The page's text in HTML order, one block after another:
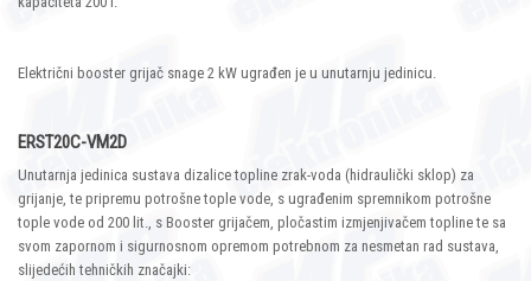
Električni booster grijač snage 2 kW ugrađen je u unutarnju jedinicu.
ERST20C-VM2D
Unutarnja jedinica sustava dizalice topline zrak-voda (hidraulički sklop) za
grijanje, te pripremu potrošne tople vode, s ugrađenim spremnikom potrošne
tople vode od 200 lit., s Booster grijačem, pločastim izmjenjivačem topline te sa
svom zapornom i sigurnosnom opremom potrebnom za nesmetan rad sustava,
slijedećih tehničkih značajki: